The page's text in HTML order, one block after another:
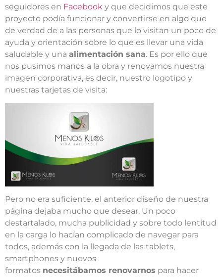
seguidores en Facebook y que decidimos que este
proyecto podía funcionar y convertirse en algo que
de verdad de a las personas que lo visitan un poco de
ayuda y orientación sobre lo que es llevar una vida
saludable y una alimentación sana. Es por ello que
nos pusimos manos a la obra y renovamos nuestra
imagen corporativa, es decir, nuestro logotipo y
nuestras tarjetas de visita:
Pero no era suficiente, el anterior diseño de nuestra
página dejaba mucho que desear. Un poco
destartalado, mucha publicidad y sobre todo lentitud
en la carga lo hacían complicado de navegar para
todos, además con la llegada de las tablets,
smartphones y nuevos
formatos necesitábamos renovarnos para hacer